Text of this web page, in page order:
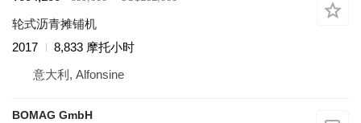
轮式沥青摊铺机
2017
8,833 摩托小时
意大利, Alfonsine
BOMAG GmbH